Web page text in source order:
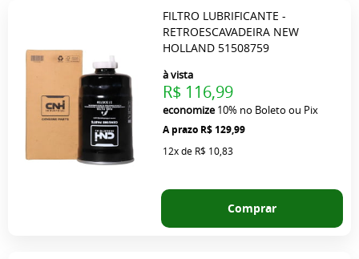
FILTRO LUBRIFICANTE -
RETROESCAVADEIRA NEW
HOLLAND 51508759
R$ 129,99
à vista
R$ 116,99
economize10% no Boleto ou Pix
12xde R$ 10,83
Comprar